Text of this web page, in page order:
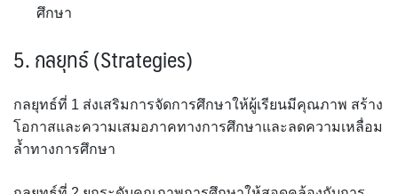
ศึกษา
5.กลยุทธ์(Strategies)
กลยุทธ์ที่ 1 ส่งเสริมการจัดการศึกษาให้ผู้เรียนมีคุณภาพ สร้าง
โอกาสและความเสมอภาคทางการศึกษาและลดความเหลื่อม
ล้ำทางการศึกษา